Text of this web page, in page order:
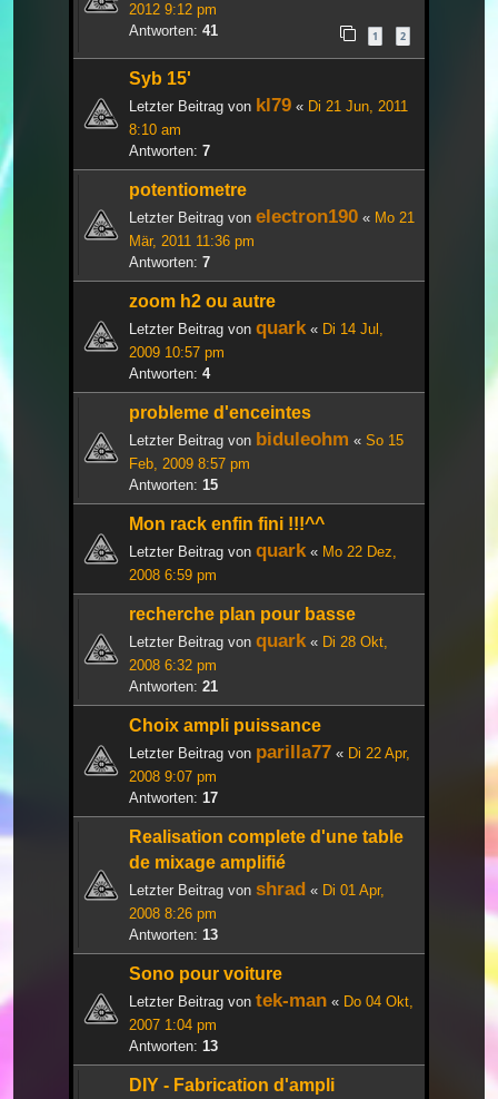
2012 9:12 pm
Antworten: 41 1 2
Syb 15'
Letzter Beitrag von kl79 « Di 21 Jun, 2011
8:10 am
Antworten: 7
potentiometre
Letzter Beitrag von electron190 « Mo 21
Mär, 2011 11:36 pm
Antworten: 7
zoom h2 ou autre
Letzter Beitrag von quark« Di 14 Jul,
2009 10:57 pm
Antworten: 4
probleme d'enceintes
Letzter Beitrag von biduleohm « So 15
Feb, 2009 8:57 pm
Antworten: 15
Mon rack enfin fini !!!^^
Letzter Beitrag von quark« Mo 22 Dez,
2008 6:59 pm
recherche plan pour basse
Letzter Beitrag von quark« Di 28 Okt,
2008 6:32 pm
Antworten: 21
Choix ampli puissance
Letzter Beitrag von parilla77 « Di 22 Apr,
2008 9:07 pm
Antworten: 17
Realisation complete d'une table
de mixage amplifié
Letzter Beitrag von shrad « Di 01 Apr,
2008 8:26 pm
Antworten: 13
Sono pour voiture
Letzter Beitrag von tek-man « Do 04 Okt,
2007 1:04 pm
Antworten: 13
DIY - Fabrication d'ampli